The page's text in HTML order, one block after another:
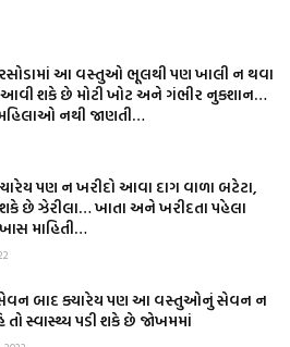
આ વસ્તુઓ ભૂલથી પણ ખાલી ન થવા
આવી શકે છે મોટી ખોટ અને ગંભીર નુકશાન…
નથી જાણતી…
પણ ન ખરીદો આવા દાગ વાળા બટેટા,
છે ઝેરીલા… ખાતા અને ખરીદતા પહેલા
માહિતી…
બાદ ક્યારેય પણ આ વસ્તુઓનું સેવન ન
સ્વાસ્થ્ય પડી શકે છે જોખમમાં